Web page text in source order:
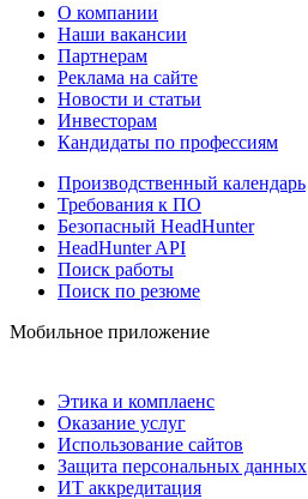
О компании
Наши вакансии
Партнерам
Реклама на сайте
Новости и статьи
Инвесторам
Кандидаты по профессиям
Производственный календарь
Требования к ПО
Безопасный HeadHunter
HeadHunter API
Поиск работы
Поиск по резюме
Мобильное приложение
Этика и комплаенс
Оказание услуг
Использование сайтов
Защита персональных данных
ИТ аккредитация